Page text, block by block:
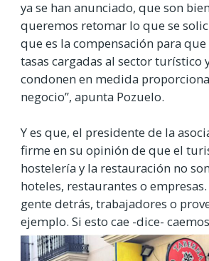
ya se han anunciado, que son
queremos retomar lo que se
que es la compensación para
tasas cargadas al sector turístico
condonen en medida
negocio”, apunta Pozuelo.
Y es que, el presidente de la
firme en su opinión de que el
hostelería y la restauración no
hoteles, restaurantes o
gente detrás, trabajadores o
ejemplo. Si esto cae -dice-